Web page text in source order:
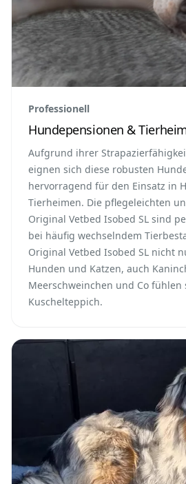
Professionell
Hundepensionen &
Aufgrund ihrer
eignen sich diese robusten
hervorragend für den Einsatz in
Tierheimen. Die pflegeleichten
Original Vetbed Isobed SL sind
bei häufig wechselndem
Original Vetbed Isobed SL nicht
Hunden und Katzen, auch
Meerschweinchen und Co fühlen
Kuschelteppich.